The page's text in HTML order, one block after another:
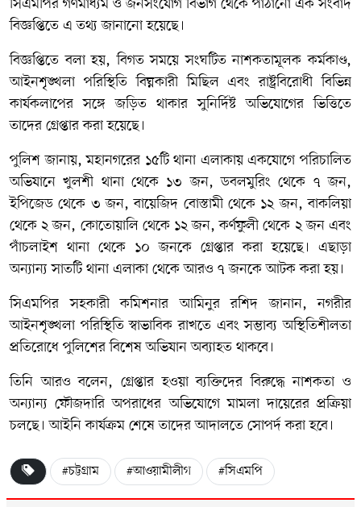
বিজ্ঞপ্তিতে এ তথ্য জানানো হয়েছে।
বিজ্ঞপ্তিতে বলা হয়, বিগত সময়ে সংঘটিত নাশকতামূলক কর্মকাণ্ড,
আইনশৃঙ্খলা পরিস্থিতি বিঘ্নকারী মিছিল এবং রাষ্ট্রবিরোধী বিভিন্ন
কার্যকলাপের সঙ্গে জড়িত থাকার সুনির্দিষ্ট অভিযোগের ভিত্তিতে
তাদের গ্রেপ্তার করা হয়েছে।
পুলিশ জানায়, মহানগরের ১৫টি থানা এলাকায় একযোগে পরিচালিত
অভিযানে খুলশী থানা থেকে ১৩ জন, ডবলমুরিং থেকে ৭ জন,
ইপিজেড থেকে ৩ জন, বায়েজিদ বোস্তামী থেকে ১২ জন, বাকলিয়া
থেকে ২ জন, কোতোয়ালি থেকে ১২ জন, কর্ণফুলী থেকে ২ জন এবং
পাঁচলাইশ থানা থেকে ১০ জনকে গ্রেপ্তার করা হয়েছে। এছাড়া
অন্যান্য সাতটি থানা এলাকা থেকে আরও ৭ জনকে আটক করা হয়।
সিএমপির সহকারী কমিশনার আমিনুর রশিদ জানান, নগরীর
আইনশৃঙ্খলা পরিস্থিতি স্বাভাবিক রাখতে এবং সম্ভাব্য অস্থিতিশীলতা
প্রতিরোধে পুলিশের বিশেষ অভিযান অব্যাহত থাকবে।
তিনি আরও বলেন, গ্রেপ্তার হওয়া ব্যক্তিদের বিরুদ্ধে নাশকতা ও
অন্যান্য ফৌজদারি অপরাধের অভিযোগে মামলা দায়েরের প্রক্রিয়া
চলছে। আইনি কার্যক্রম শেষে তাদের আদালতে সোপর্দ করা হবে।
#চট্টগ্রাম #আওয়ামীলীগ #সিএমপি